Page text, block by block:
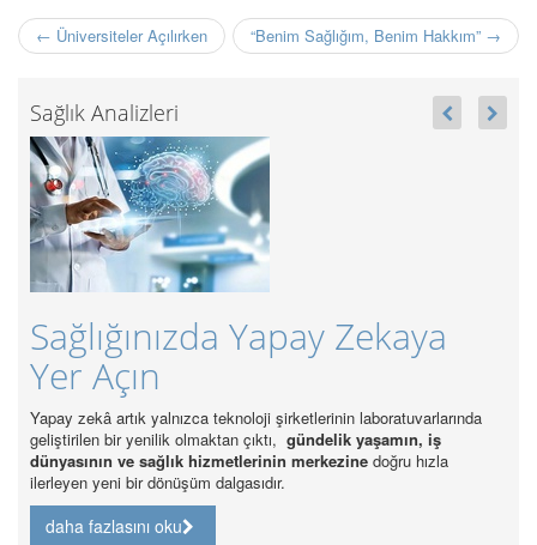
← Üniversiteler Açılırken “Benim Sağlığım, Benim Hakkım” →
Sağlık Analizleri
Zekaya
şirketlerinin laboratuvarlarında
gündelik yaşamın, iş
merkezine doğru hızla
Sağlıkta
Sektörde en önemli sürdürülebilirlik
gücünün standartların altında kalmasıdır.
daha fazlasını oku